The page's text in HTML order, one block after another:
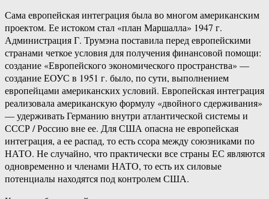
Сама европейская интеграция была во многом американским
проектом. Ее истоком стал «план Маршалла» 1947 г.
Администрация Г. Трумэна поставила перед европейскими
странами четкое условия для получения финансовой помощи:
создание «Европейского экономического пространства» —
создание ЕОУС в 1951 г. было, по сути, выполнением
европейцами американских условий. Европейская интеграция
реализовала американскую формулу «двойного сдерживания»
— удерживать Германию внутри атлантической системы и
СССР / Россию вне ее. Для США опасна не европейская
интеграция, а ее распад, то есть ссора между союзниками по
НАТО. Не случайно, что практически все страны ЕС являются
одновременно и членами НАТО, то есть их силовые
потенциалы находятся под контролем США.